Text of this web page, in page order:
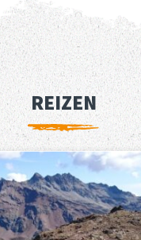
REIZEN